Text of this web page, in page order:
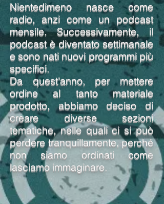
Nientedimeno nasce come
radio, anzi come un podcast
mensile. Successivamente, il
podcast è diventato settimanale
e sono nati nuovi programmi più
specifici.
Da quest'anno, per mettere
ordine al tanto materiale
prodotto, abbiamo deciso di
creare diverse sezioni
tematiche, nelle quali ci si può
perdere tranquillamente, perché
non siamo ordinati come
lasciamo immaginare.